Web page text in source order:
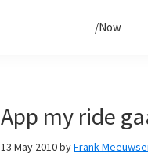
/Now
App my ride
13 May 2010byFrank